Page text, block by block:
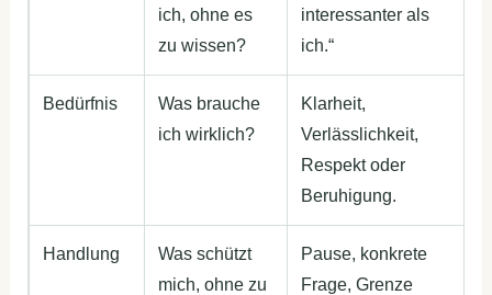
ich, ohne es
zu wissen?
interessanter als
ich.“
Bedürfnis
Was brauche
ich wirklich?
Klarheit,
Verlässlichkeit,
Respekt oder
Beruhigung.
Handlung
Was schützt
mich, ohne zu
Pause, konkrete
Frage, Grenze